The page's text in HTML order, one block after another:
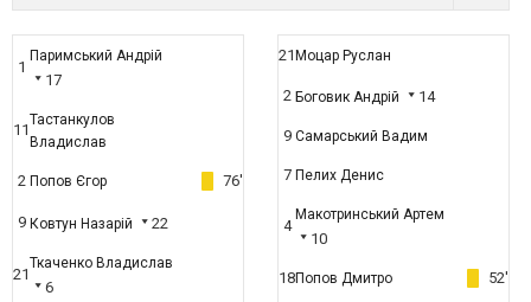
1
Паримський Андрій
17
11
Тастанкулов
Владислав
2 Попов Єгор 76'
9 Ковтун Назарій 22
21
Ткаченко Владислав
6
21Моцар Руслан
2 Боговик Андрій 14
9 Самарський Вадим
7 Пелих Денис
4
Макотринський Артем
10
18Попов Дмитро 52'